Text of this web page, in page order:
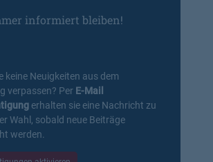
informiert bleiben!
keine Neuigkeiten aus dem
verpassen? Per E-Mail
erhalten sie eine Nachricht zu
Wahl, sobald neue Beiträge
werden.